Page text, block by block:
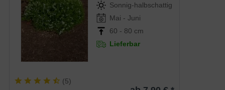
Sonnig-halbschattig
Mai - Juni
60 - 80 cm
Lieferbar
(5)